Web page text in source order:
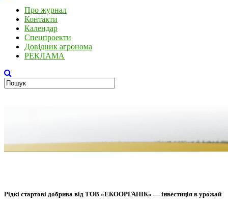
Про журнал
Контакти
Календар
Спецпроекти
Довідник агронома
РЕКЛАМА
Рідкі стартові добрива від ТОВ «ЕКООРГАНІК» — інвестиція в урожай